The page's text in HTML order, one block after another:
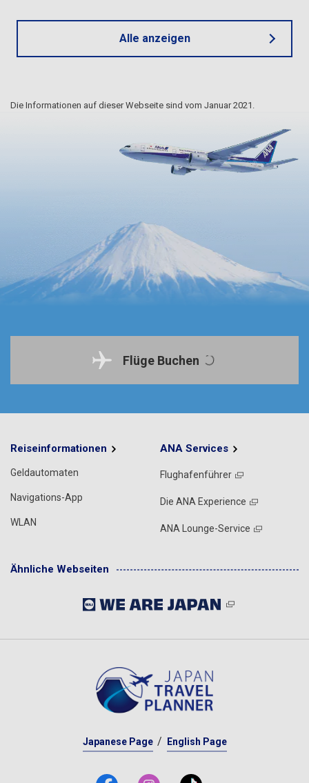
Alle anzeigen
Die Informationen auf dieser Webseite sind vom Januar 2021.
Flüge Buchen
Reiseinformationen
Geldautomaten
Navigations-App
WLAN
ANA Services
Flughafenführer
Die ANA Experience
ANA Lounge-Service
Ähnliche Webseiten
Japanese Page English Page